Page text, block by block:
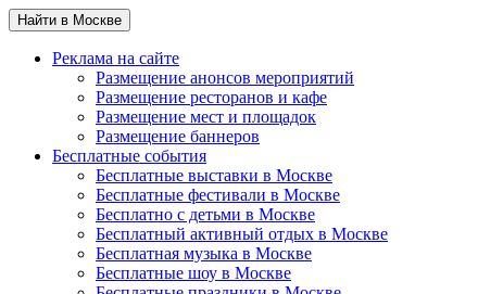
Найти в Москве
Реклама на сайте
Размещение анонсов мероприятий
Размещение ресторанов и кафе
Размещение мест и площадок
Размещение баннеров
Бесплатные события
Бесплатные выставки в Москве
Бесплатные фестивали в Москве
Бесплатно с детьми в Москве
Бесплатный активный отдых в Москве
Бесплатная музыка в Москве
Бесплатные шоу в Москве